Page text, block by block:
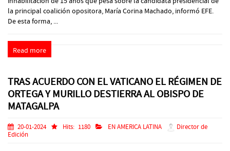
la principal coalición opositora, María Corina Machado, informó EFE.
De esta forma, ...
Read more
TRAS ACUERDO CON EL VATICANO EL RÉGIMEN DE
ORTEGA Y MURILLO DESTIERRA AL OBISPO DE
MATAGALPA
20-01-2024 Hits: 1180 EN AMERICA LATINA
Director de
Edición